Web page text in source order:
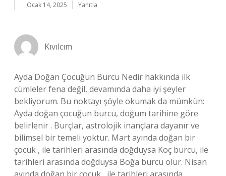
Ocak 14, 2025 Yanıtla
Kıvılcım
Ayda Doğan Çocuğun Burcu Nedir hakkında ilk
cümleler fena değil, devamında daha iyi şeyler
bekliyorum. Bu noktayı şöyle okumak da mümkün:
Ayda doğan çocuğun burcu, doğum tarihine göre
belirlenir . Burçlar, astrolojik inançlara dayanır ve
bilimsel bir temeli yoktur. Mart ayında doğan bir
çocuk , ile tarihleri arasında doğduysa Koç burcu, ile
tarihleri arasında doğduysa Boğa burcu olur. Nisan